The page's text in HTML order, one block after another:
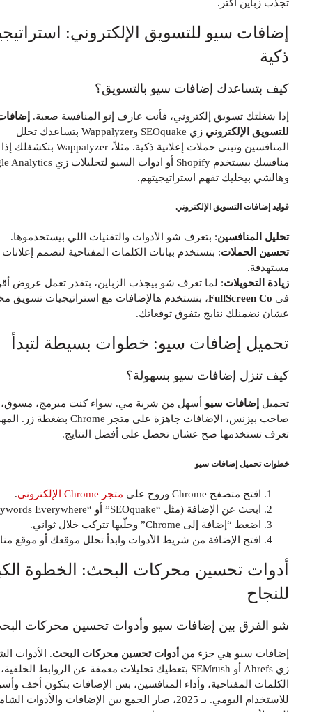
زباين أكتر.
سيو للتسويق الإلكتروني: استراتيجيات
بتساعدك إضافات سيو بالتسويق؟
شغلتك تسويق إلكتروني، فأنت عارف إنو المنافسة صعبة.إضافات سيو
الإلكتروني
زي SEOquake وWappalyzer بتساعدك تحلل
المنافسين وتبني حملات إعلانية ذكية. مثلاً، Wappalyzer بتكشفلك إذا
منافسك بيستخدم Shopify أو ادوات السيو لتحليلات زي Google Analytics،
بيخليك تفهم استراتيجيتهم.
إضافات التسويق الإلكتروني
المنافسين: بتعرف شو الأدوات والتقنيات اللي بيستخدموها.
الحملات: بتستخدم بيانات الكلمات المفتاحية لتصمم إعلانات
التحويلات: لما تعرف شو بيجذب الزباين، بتقدر تعمل عروض أقوى.
FullScreen Co، بنستخدم هالإضافات مع استراتيجيات تسويق مخصصة
نضمنلك نتايج بتفوق توقعاتك.
إضافات سيو: خطوات بسيطة لتبدأ
تنزل إضافات سيو بسهولة؟
إضافات سيوأسهل من شربة مي. سواء كنت مبرمج، مسوق، أو
صاحب بيزنس، الإضافات جاهزة على متجر Chrome بضغطة زر. المهم إنك
تستخدمها صح عشان تحصل على أفضل النتايج.
تحميل إضافات سيو
افتح متصفح Chrome وروح على متجر Chrome الإلكتروني
.
ابحث عن الإضافة (مثل “SEOquake” أو “Keywords Everywhere”).
اضغط “إضافة إلى Chrome” وخلّيها تتركب خلال ثواني.
افتح الإضافة من شريط الأدوات وابدأ تحلل موقعك أو موقع منافسك.
تحسين محركات البحث: الخطوة الكبيرة
الفرق بين إضافات سيو وأدوات تحسين محركات البحث؟
سيو هي جزء من أدوات تحسين محركات البحث
. الأدوات الشاملة
زي Ahrefs أو SEMrush بتعطيك تحليلات معمقة عن الروابط الخلفية،
المفتاحية، وأداء المنافسين، بس الإضافات بتكون أخف وأسرع
للاستخدام اليومي. بـ 2025، صار الجمع بين الإضافات والأدوات الشاملة هو